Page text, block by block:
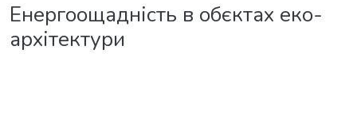
Енергоощадність в обєктах еко-
архітектури